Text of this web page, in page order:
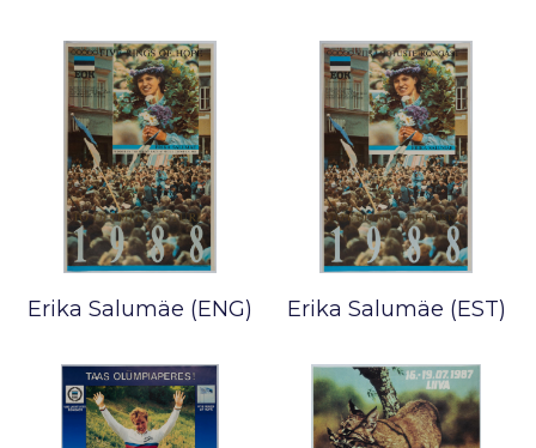
Erika Salumäe (ENG) Erika Salumäe (EST)